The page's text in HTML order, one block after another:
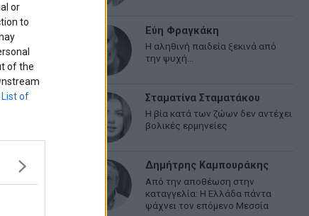
or
to
of the
List of
Εύη Φραγκάκη
Η αληθινή παιδεία ξεκινά από
την ψυχή…
Σταματίνα Σταματάκου
Η βία κατά των ζώων δεν αντέχει
βολικές ερμηνείες
Δημήτρης Καμπουράκης
Από την αποθέωση στην
καταγγελία: Η Ελλάδα πάντα
ψάχνει τον επόμενο Μεσσία